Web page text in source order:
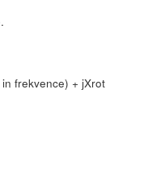
frekvence) + jXrot